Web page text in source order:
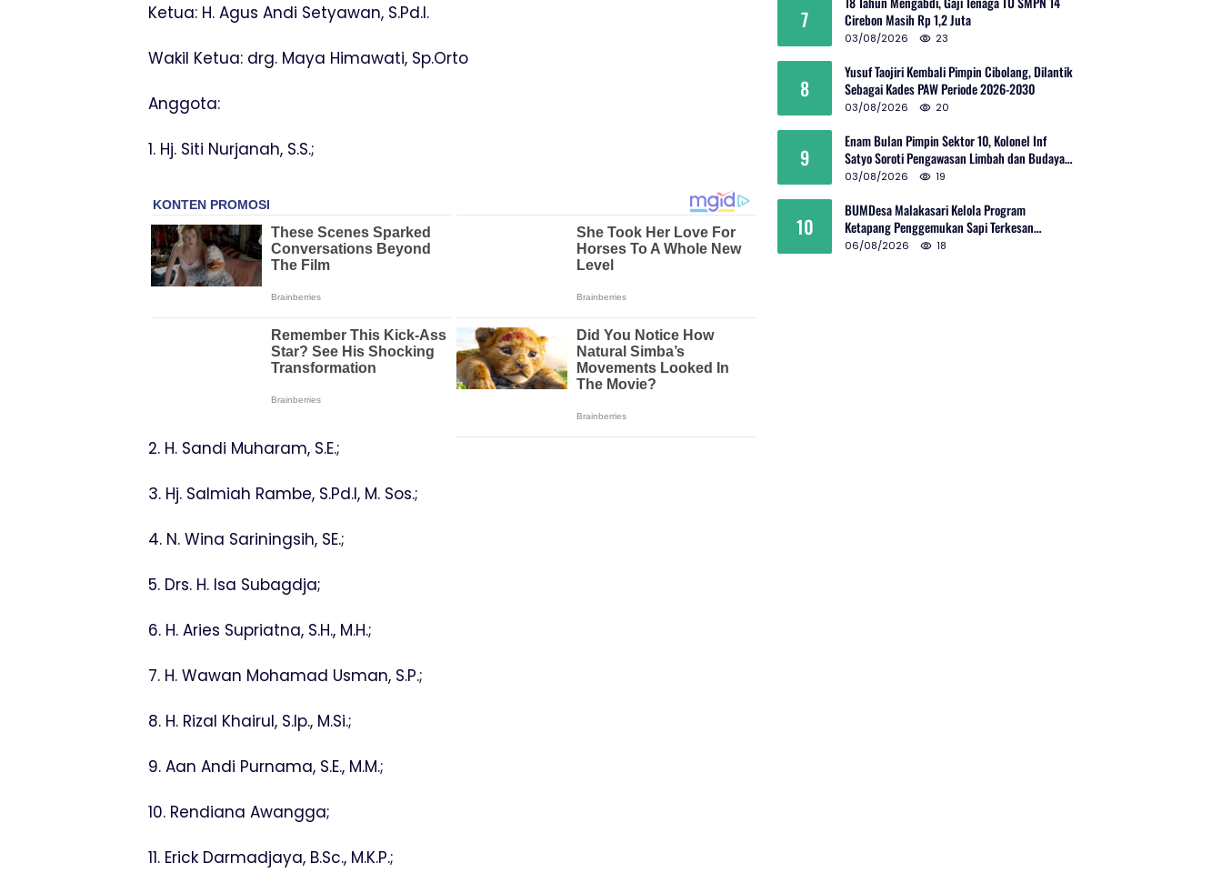
Ketua: H. Agus Andi Setyawan, S.Pd.I.
Wakil Ketua: drg. Maya Himawati, Sp.Orto
Anggota:
1. Hj. Siti Nurjanah, S.S.;
2. H. Sandi Muharam, S.E.;
3. Hj. Salmiah Rambe, S.Pd.I, M. Sos.;
4. N. Wina Sariningsih, SE.;
5. Drs. H. Isa Subagdja;
6. H. Aries Supriatna, S.H., M.H.;
7. H. Wawan Mohamad Usman, S.P.;
8. H. Rizal Khairul, S.Ip., M.Si.;
9. Aan Andi Purnama, S.E., M.M.;
10. Rendiana Awangga;
11. Erick Darmadjaya, B.Sc., M.K.P.;
7
Cirebon Masih Rp 1,2 Juta
03/08/2026 23
8
Yusuf Taojiri Kembali Pimpin Cibolang, Dilantik
Sebagai Kades PAW Periode 2026-2030
03/08/2026 20
9
Enam Bulan Pimpin Sektor 10, Kolonel Inf
Satyo Soroti Pengawasan Limbah dan Budaya
Kelola Sampah
03/08/2026 19
10
BUMDesa Malakasari Kelola Program
Ketapang Penggemukan Sapi Terkesan
Simpang Siur
06/08/2026 18